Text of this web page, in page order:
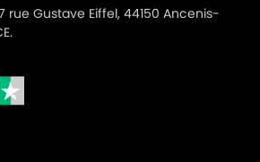
SENSOR 2000
SENSOR 5000
LIMITED EDITION
MAGIC
MAGIC ALUMINIUM
rue Gustave Eiffel, 44150 Ancenis-